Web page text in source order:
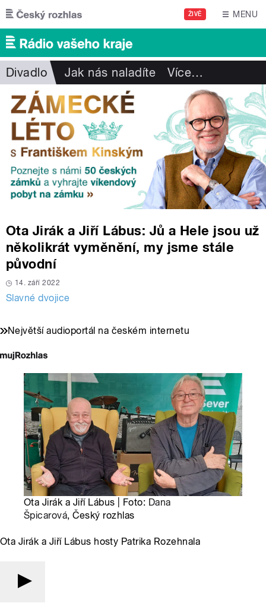
Přejít k hlavnímu obsahu
ŽIVĚ MENU
Divadlo Jak nás naladíte Více…
Ota Jirák a Jiří Lábus: Jů a Hele jsou už
několikrát vyměnění, my jsme stále
původní
14. září 2022
Slavné dvojice
Největší audioportál na českém internetu
Ota Jirák a Jiří Lábus | Foto: Dana
Špicarová, Český rozhlas
Ota Jirák a Jiří Lábus hosty Patrika Rozehnala